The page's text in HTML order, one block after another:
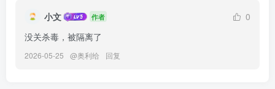
小文 作者
0
没关杀毒，被隔离了
2026-05-25 @奥利给 回复